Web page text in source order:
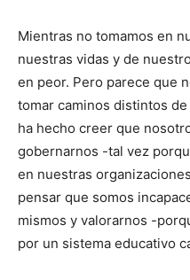
Mientras no tomamos en
nuestras vidas y de
en peor. Pero parece que
tomar caminos distintos
ha hecho creer que
gobernarnos -tal vez
en nuestras
pensar que somos
mismos y valorarnos -
por un sistema educativo